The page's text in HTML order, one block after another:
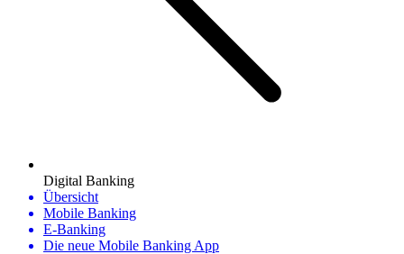
Digital Banking
Übersicht
Mobile Banking
E-Banking
Die neue Mobile Banking App